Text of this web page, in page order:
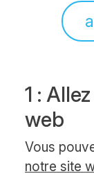
1 :
web
Vous
notre site